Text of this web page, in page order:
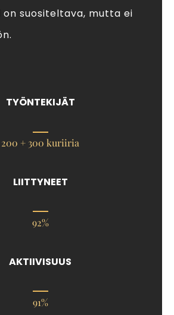
on suositeltava, mutta ei
TYÖNTEKIJÄT
200 + 300 kuriiria
LIITTYNEET
92%
AKTIIVISUUS
91%